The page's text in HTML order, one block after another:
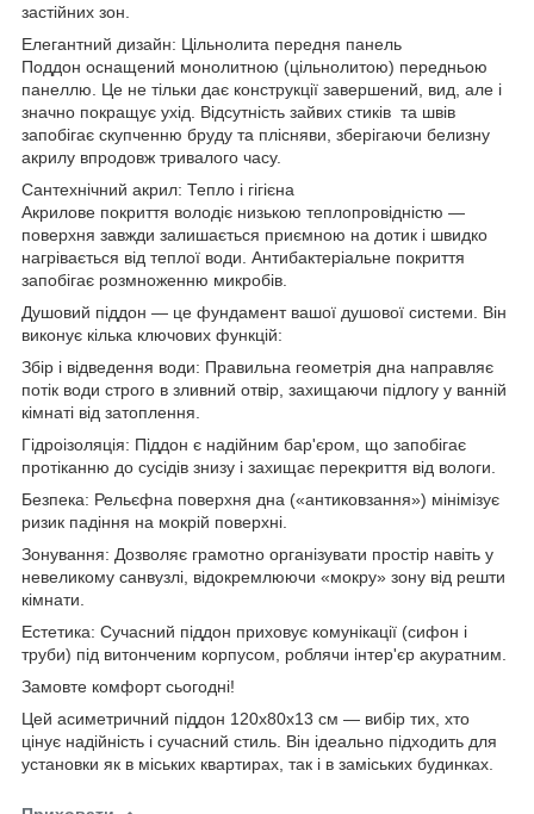
застійних зон.
Елегантний дизайн: Цільнолита передня панель
Поддон оснащений монолитною (цільнолитою) передньою
панеллю. Це не тільки дає конструкції завершений, вид, але і
значно покращує ухід. Відсутність зайвих стиків та швів
запобігає скупченню бруду та плісняви, зберігаючи белизну
акрилу впродовж тривалого часу.
Сантехнічний акрил: Тепло і гігієна
Акрилове покриття володіє низькою теплопровідністю —
поверхня завжди залишається приємною на дотик і швидко
нагрівається від теплої води. Антибактеріальне покриття
запобігає розмноженню микробів.
Душовий піддон — це фундамент вашої душової системи. Він
виконує кілька ключових функцій:
Збір і відведення води: Правильна геометрія дна направляє
потік води строго в зливний отвір, захищаючи підлогу у ванній
кімнаті від затоплення.
Гідроізоляція: Піддон є надійним бар'єром, що запобігає
протіканню до сусідів знизу і захищає перекриття від вологи.
Безпека: Рельєфна поверхня дна («антиковзання») мінімізує
ризик падіння на мокрій поверхні.
Зонування: Дозволяє грамотно організувати простір навіть у
невеликому санвузлі, відокремлюючи «мокру» зону від решти
кімнати.
Естетика: Сучасний піддон приховує комунікації (сифон і
труби) під витонченим корпусом, роблячи інтер'єр акуратним.
Замовте комфорт сьогодні!
Цей асиметричний піддон 120х80х13 см — вибір тих, хто
цінує надійність і сучасний стиль. Він ідеально підходить для
установки як в міських квартирах, так і в заміських будинках.